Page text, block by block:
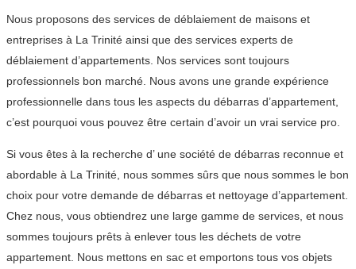
Nous proposons des services de déblaiement de maisons et
entreprises à La Trinité ainsi que des services experts de
déblaiement d’appartements. Nos services sont toujours
professionnels bon marché. Nous avons une grande expérience
professionnelle dans tous les aspects du débarras d’appartement,
c’est pourquoi vous pouvez être certain d’avoir un vrai service pro.
Si vous êtes à la recherche d’ une société de débarras reconnue et
abordable à La Trinité, nous sommes sûrs que nous sommes le bon
choix pour votre demande de débarras et nettoyage d’appartement.
Chez nous, vous obtiendrez une large gamme de services, et nous
sommes toujours prêts à enlever tous les déchets de votre
appartement. Nous mettons en sac et emportons tous vos objets